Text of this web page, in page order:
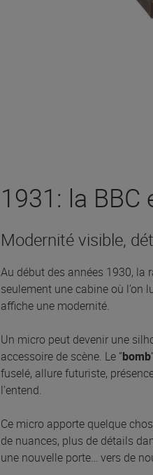
1931: la BBC
Modernité visible,
Au début des années 1930, la
seulement une cabine où l’on
affiche une modernité.
Un micro peut devenir une
accessoire de scène. Le “bomb
fuselé, allure futuriste,
l’entend.
Ce micro apporte quelque
de nuances, plus de détails
une nouvelle porte… vers de